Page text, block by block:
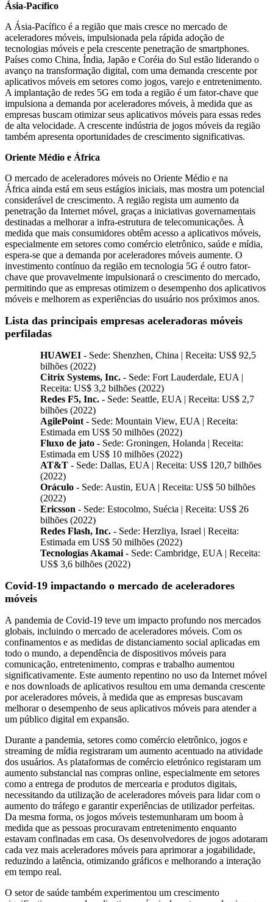
Ásia-Pacífico
A Ásia-Pacífico é a região que mais cresce no mercado de
aceleradores móveis, impulsionada pela rápida adoção de
tecnologias móveis e pela crescente penetração de smartphones.
Países como China, Índia, Japão e Coréia do Sul estão liderando o
avanço na transformação digital, com uma demanda crescente por
aplicativos móveis em setores como jogos, varejo e entretenimento.
A implantação de redes 5G em toda a região é um fator-chave que
impulsiona a demanda por aceleradores móveis, à medida que as
empresas buscam otimizar seus aplicativos móveis para essas redes
de alta velocidade. A crescente indústria de jogos móveis da região
também apresenta oportunidades de crescimento significativas.
Oriente Médio e África
O mercado de aceleradores móveis no Oriente Médio e na
África ainda está em seus estágios iniciais, mas mostra um potencial
considerável de crescimento. A região regista um aumento da
penetração da Internet móvel, graças a iniciativas governamentais
destinadas a melhorar a infra-estrutura de telecomunicações. À
medida que mais consumidores obtêm acesso a aplicativos móveis,
especialmente em setores como comércio eletrônico, saúde e mídia,
espera-se que a demanda por aceleradores móveis aumente. O
investimento contínuo da região em tecnologia 5G é outro fator-
chave que provavelmente impulsionará o crescimento do mercado,
permitindo que as empresas otimizem o desempenho dos aplicativos
móveis e melhorem as experiências do usuário nos próximos anos.
Lista das principais empresas aceleradoras móveis
perfiladas
HUAWEI - Sede: Shenzhen, China | Receita: US$ 92,5
bilhões (2022)
Citrix Systems, Inc. - Sede: Fort Lauderdale, EUA |
Receita: US$ 3,2 bilhões (2022)
Redes F5, Inc. - Sede: Seattle, EUA | Receita: US$ 2,7
bilhões (2022)
AgilePoint - Sede: Mountain View, EUA | Receita:
Estimada em US$ 50 milhões (2022)
Fluxo de jato - Sede: Groningen, Holanda | Receita:
Estimada em US$ 10 milhões (2022)
AT&T - Sede: Dallas, EUA | Receita: US$ 120,7 bilhões
(2022)
Oráculo - Sede: Austin, EUA | Receita: US$ 50 bilhões
(2022)
Ericsson - Sede: Estocolmo, Suécia | Receita: US$ 26
bilhões (2022)
Redes Flash, Inc. - Sede: Herzliya, Israel | Receita:
Estimada em US$ 50 milhões (2022)
Tecnologias Akamai - Sede: Cambridge, EUA | Receita:
US$ 3,6 bilhões (2022)
Covid-19 impactando o mercado de aceleradores
móveis
A pandemia de Covid-19 teve um impacto profundo nos mercados
globais, incluindo o mercado de aceleradores móveis. Com os
confinamentos e as medidas de distanciamento social aplicadas em
todo o mundo, a dependência de dispositivos móveis para
comunicação, entretenimento, compras e trabalho aumentou
significativamente. Este aumento repentino no uso da Internet móvel
e nos downloads de aplicativos resultou em uma demanda crescente
por aceleradores móveis, à medida que as empresas buscavam
melhorar o desempenho de seus aplicativos móveis para atender a
um público digital em expansão.
Durante a pandemia, setores como comércio eletrônico, jogos e
streaming de mídia registraram um aumento acentuado na atividade
dos usuários. As plataformas de comércio eletrónico registaram um
aumento substancial nas compras online, especialmente em setores
como a entrega de produtos de mercearia e produtos digitais,
necessitando da utilização de aceleradores móveis para lidar com o
aumento do tráfego e garantir experiências de utilizador perfeitas.
Da mesma forma, os jogos móveis testemunharam um boom à
medida que as pessoas procuravam entretenimento enquanto
estavam confinadas em casa. Os desenvolvedores de jogos adotaram
cada vez mais aceleradores móveis para aprimorar a jogabilidade,
reduzindo a latência, otimizando gráficos e melhorando a interação
em tempo real.
O setor de saúde também experimentou um crescimento